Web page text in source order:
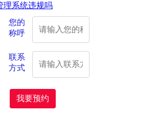
理系统违规吗
您的
称呼
联系
方式
我要预约